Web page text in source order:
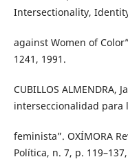
Intersectionality,
against Women of
1241, 1991.
CUBILLOS ALMENDRA,
interseccionalidad para
feminista”. OXÍMORA
Política, n. 7, p.